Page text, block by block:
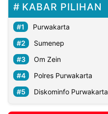
KABAR PILIHAN
Purwakarta
Sumenep
Om Zein
Polres Purwakarta
Diskominfo Purwakarta